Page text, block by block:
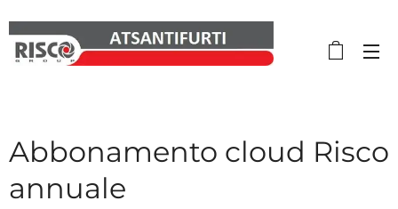
Abbonamento cloud Risco
annuale